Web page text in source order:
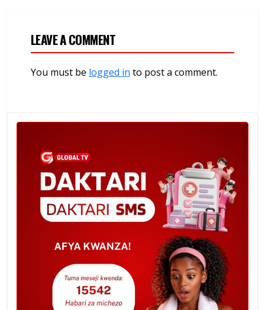
LEAVE A COMMENT
You must be logged in to post a comment.